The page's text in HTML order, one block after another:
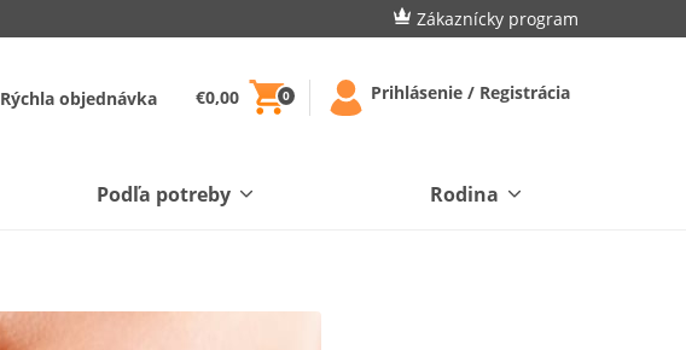
Zákaznícky program
Rýchla objednávka €0,00 0 Prihlásenie / Registrácia
Podľa potreby Rodina